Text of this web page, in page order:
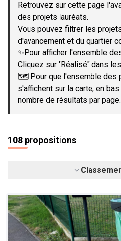
−
Retrouvez sur cette page
des projets lauréats.
Vous pouvez filtrer les
d'avancement et du quartier
✨Pour afficher l'ensemble
Cliquez sur "Réalisé" dans
🗺️ Pour que l'ensemble des
s'affichent sur la carte, en
nombre de résultats par page.
108 propositions